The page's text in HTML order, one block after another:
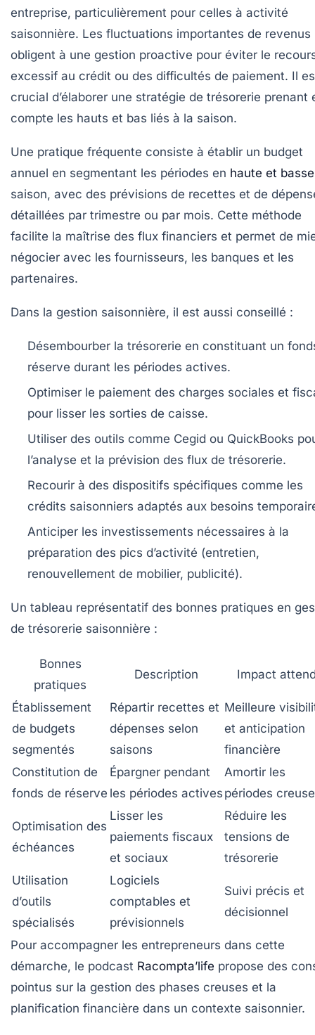
entreprise, particulièrement pour celles à activité
saisonnière. Les fluctuations importantes de revenus
obligent à une gestion proactive pour éviter le
excessif au crédit ou des difficultés de paiement. Il
crucial d’élaborer une stratégie de trésorerie prenant
compte les hauts et bas liés à la saison.
Une pratique fréquente consiste à établir un budget
annuel en segmentant les périodes en haute et basse
saison, avec des prévisions de recettes et de
détaillées par trimestre ou par mois. Cette méthode
facilite la maîtrise des flux financiers et permet de
négocier avec les fournisseurs, les banques et les
partenaires.
Dans la gestion saisonnière, il est aussi conseillé :
Désembourber la trésorerie en constituant un
réserve durant les périodes actives.
Optimiser le paiement des charges sociales et
pour lisser les sorties de caisse.
Utiliser des outils comme Cegid ou QuickBooks
l’analyse et la prévision des flux de trésorerie.
Recourir à des dispositifs spécifiques comme les
crédits saisonniers adaptés aux besoins
Anticiper les investissements nécessaires à la
préparation des pics d’activité (entretien,
renouvellement de mobilier, publicité).
Un tableau représentatif des bonnes pratiques en
de trésorerie saisonnière :
Bonnes
pratiques
Description Impact
Établissement
de budgets
segmentés
Répartir recettes et
dépenses selon
saisons
Meilleure
et anticipation
financière
Constitution de
fonds de réserve
Épargner pendant
les périodes actives
Amortir les
périodes
Optimisation des
échéances
Lisser les
paiements fiscaux
et sociaux
Réduire les
tensions de
trésorerie
Utilisation
d’outils
spécialisés
Logiciels
comptables et
prévisionnels
Suivi précis et
décisionnel
Pour accompagner les entrepreneurs dans cette
démarche, le podcast Racompta’life propose des
pointus sur la gestion des phases creuses et la
planification financière dans un contexte saisonnier.